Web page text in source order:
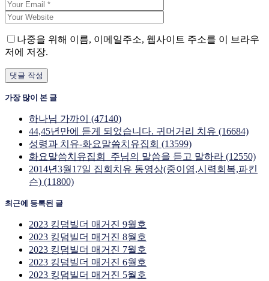
나중을 위해 이름, 이메일주소, 웹사이트 주소를 이 브라우
저에 저장.
가장 많이 본 글
하나님 가까이 (47140)
44,45년만에 듣게 되었습니다. 귀머거리 치유 (16684)
성령과 치유-화요말씀치유집회 (13599)
화요말씀치유집회_주님의 말씀을 듣고 말하라 (12550)
2014년3월17일 집회치유 동영상(중이염,시력회복,파킨
슨) (11800)
최근에 등록된 글
2023 킹덤빌더 매거진 9월호
2023 킹덤빌더 매거진 8월호
2023 킹덤빌더 매거진 7월호
2023 킹덤빌더 매거진 6월호
2023 킹덤빌더 매거진 5월호